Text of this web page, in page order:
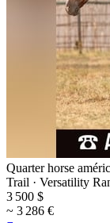
Quarter horse
Trail · Versatility
3 500 $
~ 3 286 €